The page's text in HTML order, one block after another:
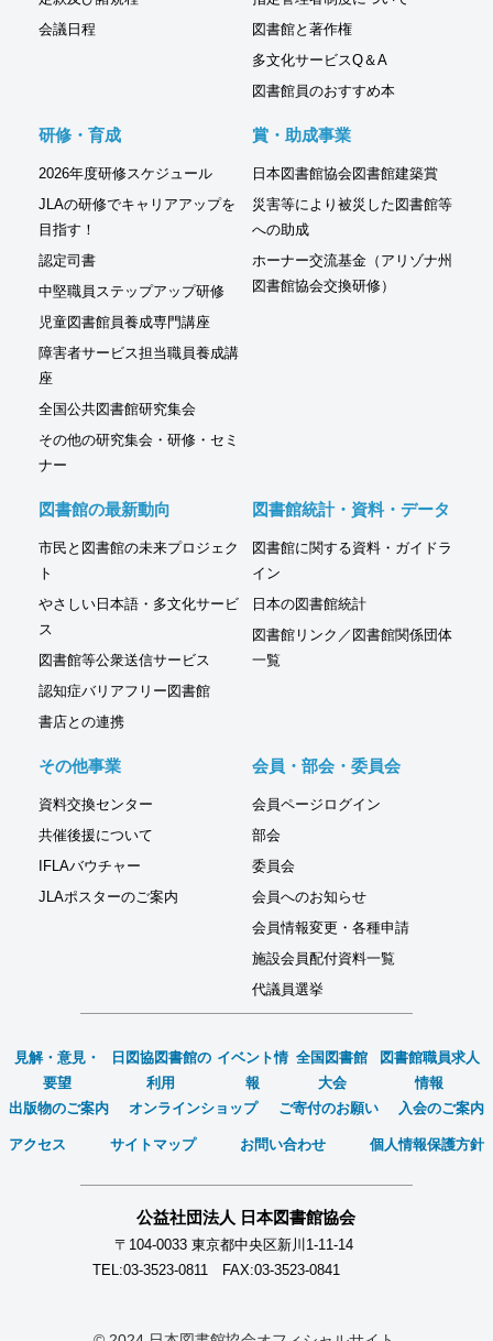
会議日程
図書館と著作権
多文化サービスQ＆A
図書館員のおすすめ本
研修・育成
2026年度研修スケジュール
JLAの研修でキャリアアップを
目指す！
認定司書
中堅職員ステップアップ研修
児童図書館員養成専門講座
障害者サービス担当職員養成講
座
全国公共図書館研究集会
その他の研究集会・研修・セミ
ナー
賞・助成事業
日本図書館協会図書館建築賞
災害等により被災した図書館等
への助成
ホーナー交流基金（アリゾナ州
図書館協会交換研修）
図書館の最新動向
市民と図書館の未来プロジェク
ト
やさしい日本語・多文化サービ
ス
図書館等公衆送信サービス
認知症バリアフリー図書館
書店との連携
図書館統計・資料・データ
図書館に関する資料・ガイドラ
イン
日本の図書館統計
図書館リンク／図書館関係団体
一覧
その他事業
資料交換センター
共催後援について
IFLAバウチャー
JLAポスターのご案内
会員・部会・委員会
会員ページログイン
部会
委員会
会員へのお知らせ
会員情報変更・各種申請
施設会員配付資料一覧
代議員選挙
見解・意見・
要望
日図協図書館の
利用
イベント情
報
全国図書館
大会
図書館職員求人
情報
出版物のご案内
オンラインショップ ご寄付のお願い 入会のご案内
アクセス サイトマップ お問い合わせ 個人情報保護方針
公益社団法人 日本図書館協会
〒104-0033 東京都中央区新川1-11-14
TEL:03-3523-0811 FAX:03-3523-0841